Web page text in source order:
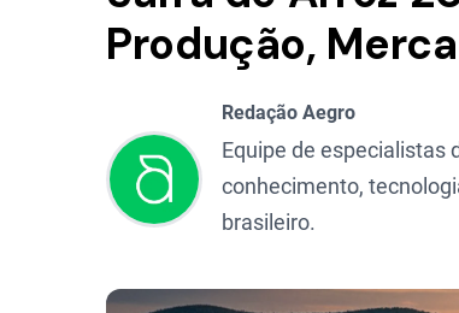
Produção,
Redação Aegro
Equipe de especialistas
conhecimento,
brasileiro.